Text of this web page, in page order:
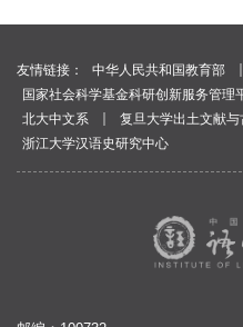
友情链接： 中华人民共和国教育部
国家社会科学基金科研创新服务管理
北大中文系
复旦大学出土文献
浙江大学汉语史研究中心